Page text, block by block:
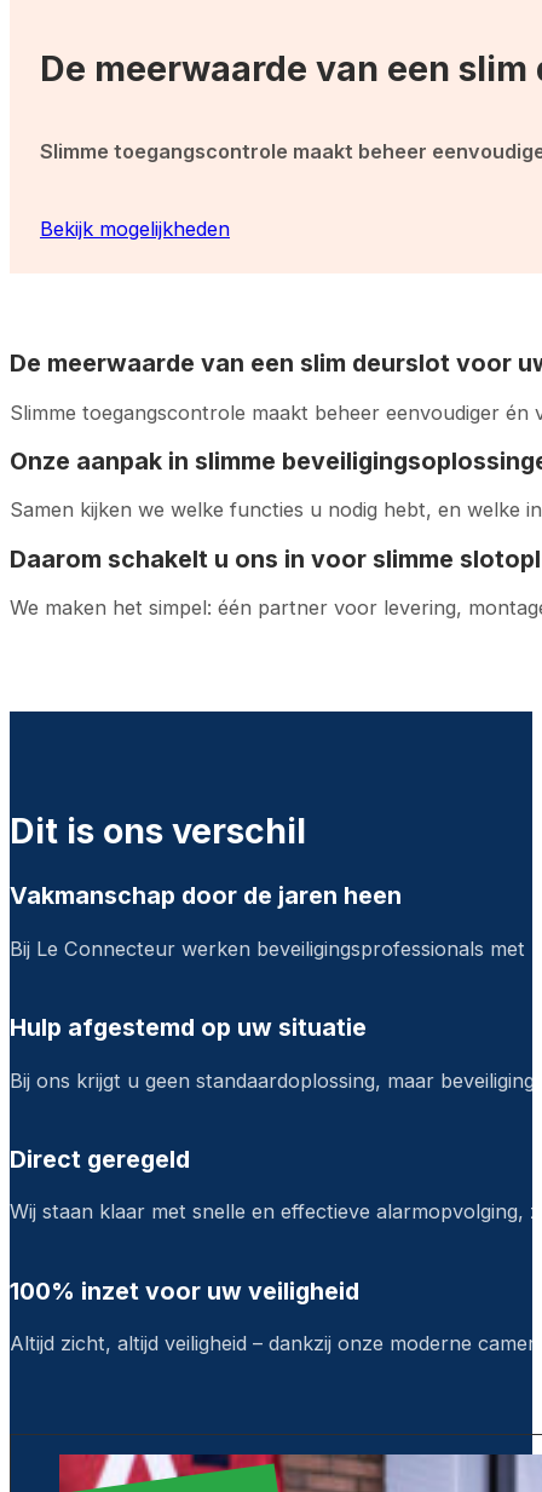
De meerwaarde van een
Slimme toegangscontrole maakt beheer
Bekijk mogelijkheden
De meerwaarde van een slim deurslot voor
Slimme toegangscontrole maakt beheer eenvoudiger én
Onze aanpak in slimme
Samen kijken we welke functies u nodig hebt, en welke
Daarom schakelt u ons in voor slimme
We maken het simpel: één partner voor levering,
Dit is ons verschil
Vakmanschap door de jaren heen
Bij Le Connecteur werken beveiligingsprofessionals met
Hulp afgestemd op uw situatie
Bij ons krijgt u geen standaardoplossing, maar
Direct geregeld
Wij staan klaar met snelle en effectieve alarmopvolging,
100% inzet voor uw veiligheid
Altijd zicht, altijd veiligheid – dankzij onze moderne